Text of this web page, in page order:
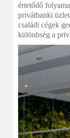
értetődő
privátbanki
családi cégek
különbség a